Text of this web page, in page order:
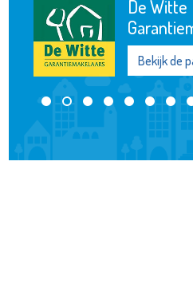
De Witte
Bekijk de